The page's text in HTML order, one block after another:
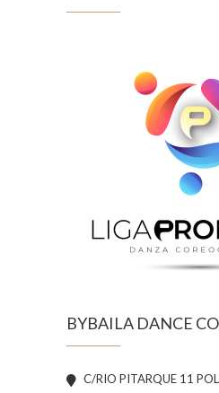
BYBAILA DANCE
C/RIO PITARQUE 11